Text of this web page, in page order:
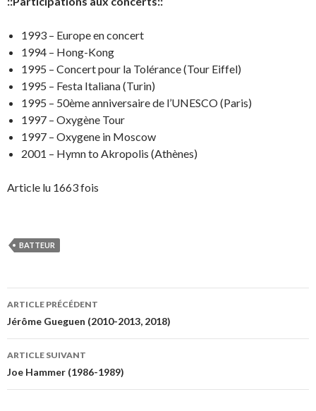
1993 – Europe en concert
1994 – Hong-Kong
1995 – Concert pour la Tolérance (Tour Eiffel)
1995 – Festa Italiana (Turin)
1995 – 50ème anniversaire de l’UNESCO (Paris)
1997 – Oxygène Tour
1997 – Oxygene in Moscow
2001 – Hymn to Akropolis (Athènes)
Article lu 1663 fois
BATTEUR
Navigation
des
articles
ARTICLE PRÉCÉDENT
Jérôme Gueguen (2010-2013, 2018)
ARTICLE SUIVANT
Joe Hammer (1986-1989)